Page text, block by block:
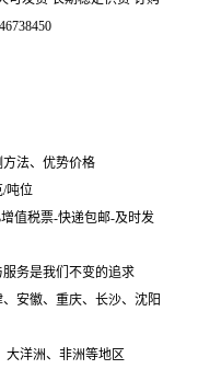
法、优势价格
/吨位
值税票-快递包邮-及时发
务是我们不变的追求
安徽、重庆、长沙、沈阳
大洋洲、非洲等地区